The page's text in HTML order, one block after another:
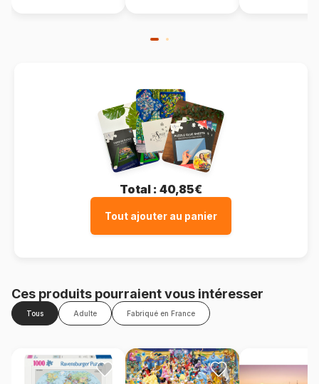
Total : 40,85€
Tout ajouter au panier
Ces produits pourraient vous intéresser
Tous Adulte Fabriqué en France